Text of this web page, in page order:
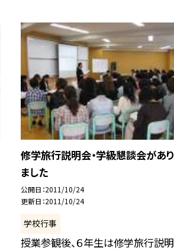
修学旅行説明会・学級懇談会があり
ました
公開日 2011/10/24
更新日 2011/10/24
学校行事
授業参観後、６年生は修学旅行説明